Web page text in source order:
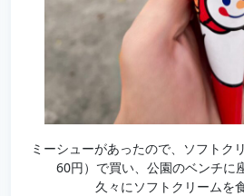
ミーシューがあったので、ソフトク
60円）で買い、公園のベンチに
久々にソフトクリームを